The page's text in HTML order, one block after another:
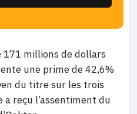
millions de dollars
une prime de 42,6%
du titre sur les trois
reçu l’assentiment du